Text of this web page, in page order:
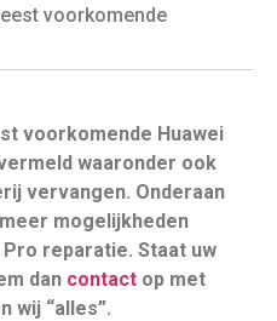
voorkomende
voorkomende Huawei
waaronder ook
vervangen. Onderaan
mogelijkheden
reparatie. Staat uw
dan contact op met
wij “alles”.